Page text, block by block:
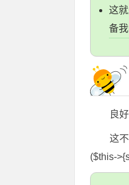
这
备
良
这
($this-